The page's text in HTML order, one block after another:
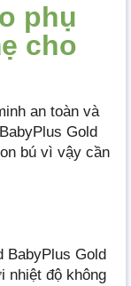
phụ
cho
an toàn và
Gold
bú vì vậy cần
BabyPlus Gold
nhiệt độ không